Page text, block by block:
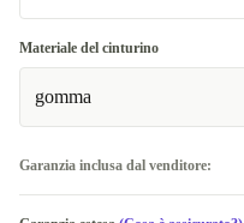
bianco
grigio
Disponibile in altre combinazioni
argento
Materiale del cinturino
gomma
Garanzia inclusa dal venditore: